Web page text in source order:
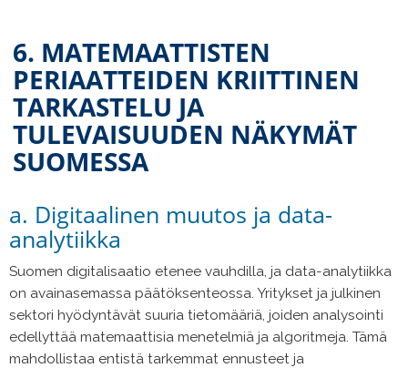
6. MATEMAATTISTEN
PERIAATTEIDEN KRIITTINEN
TARKASTELU JA
TULEVAISUUDEN NÄKYMÄT
SUOMESSA
a. Digitaalinen muutos ja data-
analytiikka
Suomen digitalisaatio etenee vauhdilla, ja data-analytiikka
on avainasemassa päätöksenteossa. Yritykset ja julkinen
sektori hyödyntävät suuria tietomääriä, joiden analysointi
edellyttää matemaattisia menetelmiä ja algoritmeja. Tämä
mahdollistaa entistä tarkemmat ennusteet ja